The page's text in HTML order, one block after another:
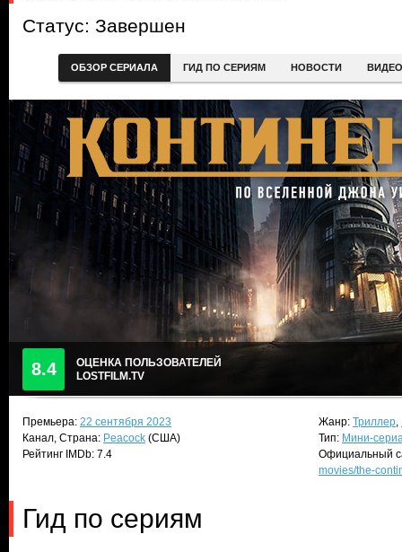
Статус: Завершен
ОБЗОР СЕРИАЛА ГИД ПО СЕРИЯМ НОВОСТИ ВИДЕО
8.4
ОЦЕНКА ПОЛЬЗОВАТЕЛЕЙ
LOSTFILM.TV
Премьера: 22 сентября 2023
Канал, Страна: Peacock (США)
Рейтинг IMDb: 7.4
Жанр: Триллер,
Тип: Мини-
Официальный
movies/the-
Гид по сериям